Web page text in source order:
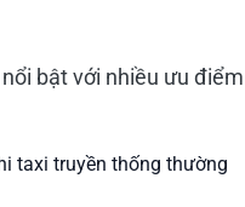
bật với nhiều ưu điểm
taxi truyền thống thường